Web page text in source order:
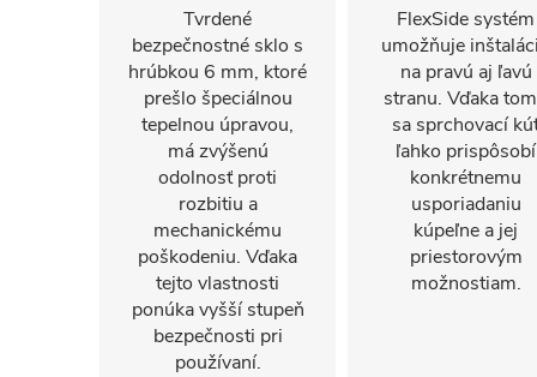
Tvrdené
bezpečnostné sklo s
hrúbkou 6 mm, ktoré
prešlo špeciálnou
tepelnou úpravou,
má zvýšenú
odolnosť proti
rozbitiu a
mechanickému
poškodeniu. Vďaka
tejto vlastnosti
ponúka vyšší stupeň
bezpečnosti pri
používaní.
FlexSide systém
umožňuje
na pravú aj ľavú
stranu. Vďaka
sa sprchovací
ľahko prispôsobí
konkrétnemu
usporiadaniu
kúpeľne a jej
priestorovým
možnostiam.